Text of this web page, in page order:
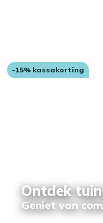
-15% kassakorting
Ontdek
Geniet van